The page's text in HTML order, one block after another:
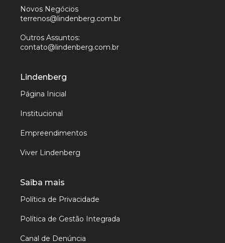
Novos Negócios
terrenos@lindenberg.com.br
Outros Assuntos:
contato@lindenberg.com.br
Lindenberg
Página Inicial
Institucional
Empreendimentos
Viver Lindenberg
Saiba mais
Política de Privacidade
Política de Gestão Integrada
Canal de Denúncia